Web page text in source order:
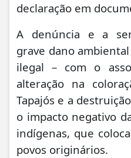
declaração em
A denúncia e a
grave dano
ilegal – com o
alteração na
Tapajós e a
o impacto negativo
indígenas, que
povos originários.